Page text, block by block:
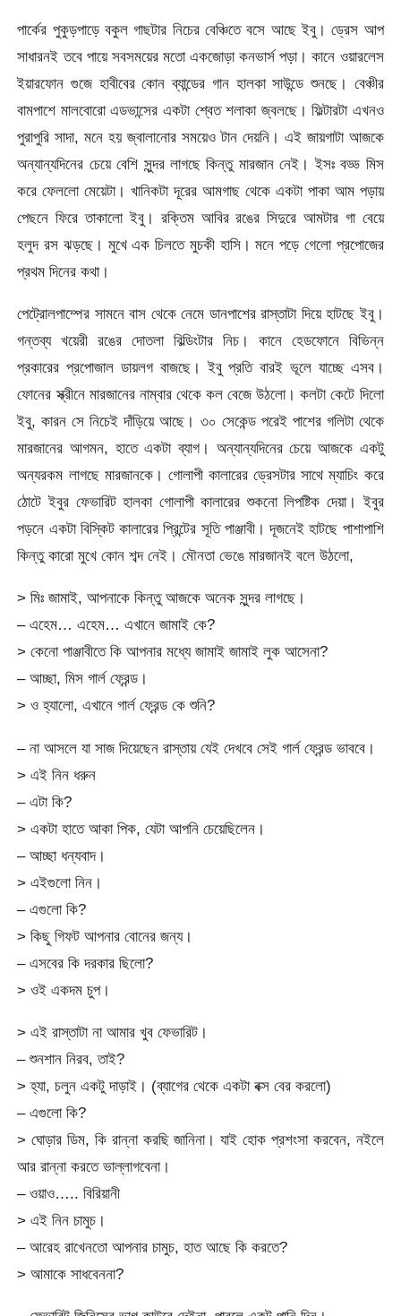
পার্কের পুকুড়পাড়ে বকুল গাছটার নিচের বেঞ্চিতে বসে আছে ইবু। ড্রেস আপ
সাধারনই তবে পায়ে সবসময়ের মতো একজোড়া কনভার্স পড়া। কানে ওয়ারলেস
ইয়ারফোন গুজে হাবীবের কোন ব্যান্ডের গান হালকা সাউন্ডে শুনছে। বেঞ্চীর
বামপাশে মালবোরো এডভান্সের একটা শ্বেত শলাকা জ্বলছে। ফিল্টারটা এখনও
পুরাপুরি সাদা, মনে হয় জ্বালানোর সময়েও টান দেয়নি। এই জায়গাটা আজকে
অন্যান্যদিনের চেয়ে বেশি সুন্দর লাগছে কিন্তু মারজান নেই। ইসঃ বড্ড মিস
করে ফেললো মেয়েটা। খানিকটা দূরের আমগাছ থেকে একটা পাকা আম পড়ায়
পেছনে ফিরে তাকালো ইবু। রক্তিম আবির রঙের সিদুরে আমটার গা বেয়ে
হলুদ রস ঝড়ছে। মুখে এক চিলতে মুচকী হাসি। মনে পড়ে গেলো প্রপোজের
প্রথম দিনের কথা।
পেট্রোলপাম্পের সামনে বাস থেকে নেমে ডানপাশের রাস্তাটা দিয়ে হাটছে ইবু।
গন্তব্য খয়েরী রঙের দোতলা বিল্ডিংটার নিচ। কানে হেডফোনে বিভিন্ন
প্রকারের প্রপোজাল ডায়লগ বাজছে। ইবু প্রতি বারই ভূলে যাচ্ছে এসব।
ফোনের স্ক্রীনে মারজানের নাম্বার থেকে কল বেজে উঠলো। কলটা কেটে দিলো
ইবু, কারন সে নিচেই দাঁড়িয়ে আছে। ৩০ সেকেন্ড পরেই পাশের গলিটা থেকে
মারজানের আগমন, হাতে একটা ব্যাগ। অন্যান্যদিনের চেয়ে আজকে একটু
অন্যরকম লাগছে মারজানকে। গোলাপী কালারের ড্রেসটার সাথে ম্যাচিং করে
ঠোটে ইবুর ফেভারিট হালকা গোলাপী কালারের শুকনো লিপষ্টিক দেয়া। ইবুর
পড়নে একটা বিস্কিট কালারের প্রিন্টের সূতি পাঞ্জাবী। দূজনেই হাটছে পাশাপাশি
কিন্তু কারো মুখে কোন শব্দ নেই। মৌনতা ভেঙে মারজানই বলে উঠলো,
> মিঃ জামাই, আপনাকে কিন্তু আজকে অনেক সুন্দর লাগছে।
– এহেম… এহেম… এখানে জামাই কে?
> কেনো পাঞ্জাবীতে কি আপনার মধ্যে জামাই জামাই লুক আসেনা?
– আচ্ছা, মিস গার্ল ফ্রেন্ড।
> ও হ্যালো, এখানে গার্ল ফ্রেন্ড কে শুনি?
– না আসলে যা সাজ দিয়েছেন রাস্তায় যেই দেখবে সেই গার্ল ফ্রেন্ড ভাববে।
> এই নিন ধরুন
– এটা কি?
> একটা হাতে আকা পিক, যেটা আপনি চেয়েছিলেন।
– আচ্ছা ধন্যবাদ।
> এইগুলো নিন।
– এগুলো কি?
> কিছু গিফট আপনার বোনের জন্য।
– এসবের কি দরকার ছিলো?
> ওই একদম চুপ।
> এই রাস্তাটা না আমার খুব ফেভারিট।
– শুনশান নিরব, তাই?
> হ্যা, চলুন একটু দাড়াই। (ব্যাগের থেকে একটা বক্স বের করলো)
– এগুলো কি?
> ঘোড়ার ডিম, কি রান্না করছি জানিনা। যাই হোক প্রশংসা করবেন, নইলে
আর রান্না করতে ভাল্লাগবেনা।
– ওয়াও….. বিরিয়ানী
> এই নিন চামুচ।
– আরেহ রাখেনতো আপনার চামুচ, হাত আছে কি করতে?
> আমাকে সাধবেননা?